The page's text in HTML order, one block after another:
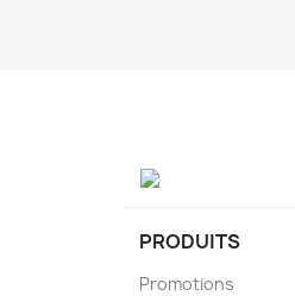
PRODUITS
Promotions